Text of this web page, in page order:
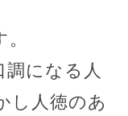
調になる人
し人徳のあ